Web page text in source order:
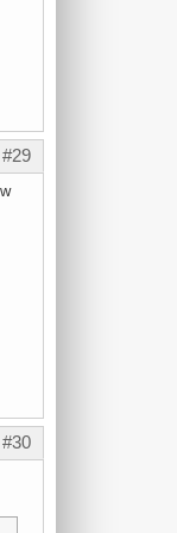
#29
#30